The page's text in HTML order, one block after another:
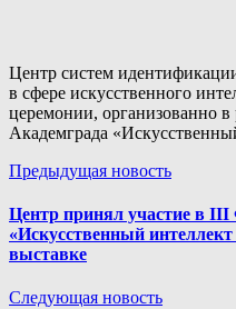
Центр систем
в сфере искусственного
церемонии, организованно
Академграда
Предыдущая новость
Центр принял участие в
«Искусственный
выставке
Следующая новость